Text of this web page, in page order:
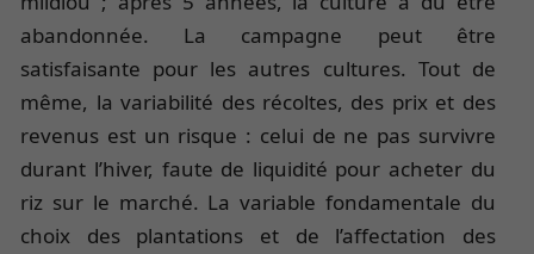
abandonnée. La campagne peut être
satisfaisante pour les autres cultures. Tout de
même, la variabilité des récoltes, des prix et des
revenus est un risque : celui de ne pas survivre
durant l’hiver, faute de liquidité pour acheter du
riz sur le marché. La variable fondamentale du
choix des plantations et de l’affectation des